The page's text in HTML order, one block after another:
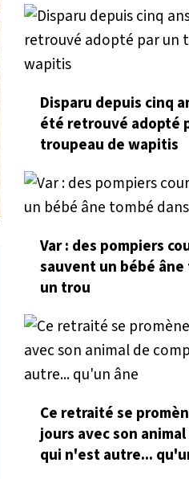
Disparu depuis cinq
été retrouvé adopté
troupeau de wapitis
Var : des pompiers
sauvent un bébé
un trou
Ce retraité se
jours avec son
qui n'est autre...